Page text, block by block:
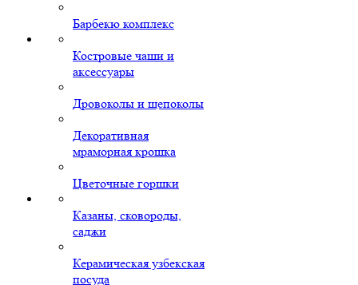
Барбекю комплекс
Костровые чаши и
аксессуары
Дровоколы и щепоколы
Декоративная
мраморная крошка
Цветочные горшки
Казаны, сковороды,
саджи
Керамическая узбекская
посуда